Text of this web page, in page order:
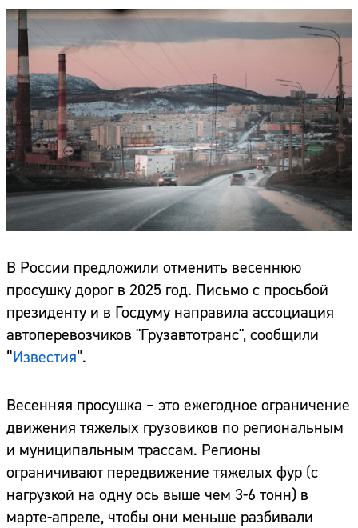
В России предложили отменить весеннюю
просушку дорог в 2025 год. Письмо с просьбой
президенту и в Госдуму направила ассоциация
автоперевозчиков "Грузавтотранс", сообщили
“Известия”.
Весенняя просушка – это ежегодное ограничение
движения тяжелых грузовиков по региональным
и муниципальным трассам. Регионы
ограничивают передвижение тяжелых фур (с
нагрузкой на одну ось выше чем 3-6 тонн) в
марте-апреле, чтобы они меньше разбивали